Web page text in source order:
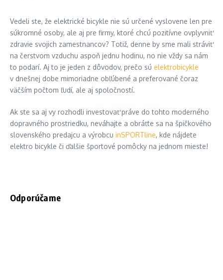
Vedeli ste, že elektrické bicykle nie sú určené vyslovene len pre
súkromné ​​osoby, ale aj pre firmy, ktoré chcú pozitívne ovplyvniť
zdravie svojich zamestnancov? Totiž, denne by sme mali stráviť
na čerstvom vzduchu aspoň jednu hodinu, no nie vždy sa nám
to podarí. Aj to je jeden z dôvodov, prečo sú elektrobicykle
v dnešnej dobe mimoriadne obľúbené a preferované čoraz
väčším počtom ľudí, ale aj spoločností.
Ak ste sa aj vy rozhodli investovať práve do tohto moderného
dopravného prostriedku, neváhajte a obráťte sa na špičkového
slovenského predajcu a výrobcu inSPORTline, kde nájdete
elektro bicykle či ďalšie športové pomôcky na jednom mieste!
Odporúčame